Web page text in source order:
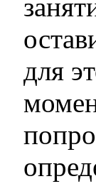
для